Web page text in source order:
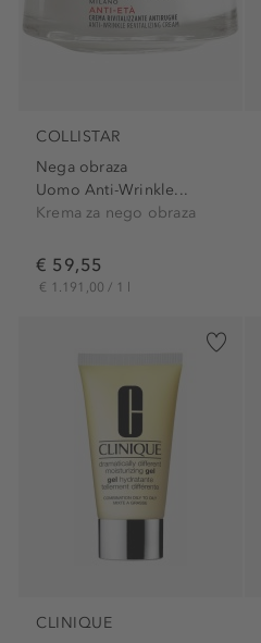
COLLISTAR
Nega obraza
Uomo Anti-Wrinkle...
Krema za nego obraza
€ 59,55
€ 1.191,00 / 1 l
CLINIQUE